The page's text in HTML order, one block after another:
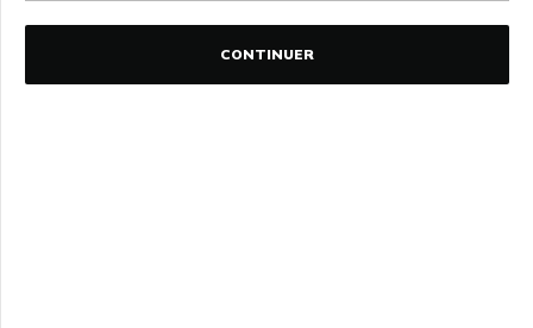
CONTINUER